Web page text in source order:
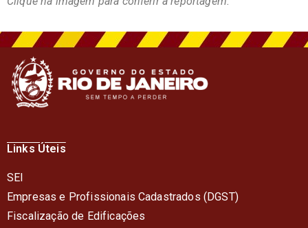
Links Úteis
SEI
Empresas e Profissionais Cadastrados (DGST)
Fiscalização de Edificações